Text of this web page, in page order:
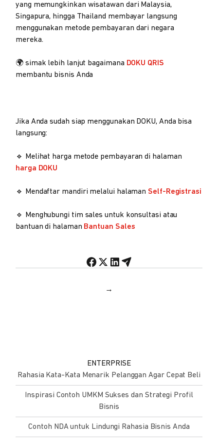
yang memungkinkan wisatawan dari Malaysia,
Singapura, hingga Thailand membayar langsung
menggunakan metode pembayaran dari negara
mereka.
🌍 simak lebih lanjut bagaimana DOKU QRIS
membantu bisnis Anda
Jika Anda sudah siap menggunakan DOKU, Anda bisa
langsung:
🔹 Melihat harga metode pembayaran di halaman
harga DOKU
🔹 Mendaftar mandiri melalui halaman Self-Registrasi
🔹 Menghubungi tim sales untuk konsultasi atau
bantuan di halaman Bantuan Sales
→
ENTERPRISE
Rahasia Kata-Kata Menarik Pelanggan Agar Cepat Beli
Inspirasi Contoh UMKM Sukses dan Strategi Profil
Bisnis
Contoh NDA untuk Lindungi Rahasia Bisnis Anda